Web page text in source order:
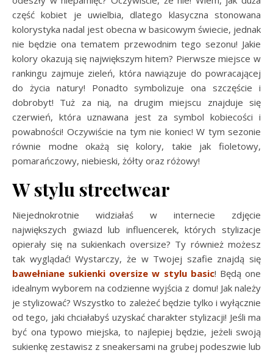
część kobiet je uwielbia, dlatego klasyczna stonowana
kolorystyka nadal jest obecna w basicowym świecie, jednak
nie będzie ona tematem przewodnim tego sezonu! Jakie
kolory okazują się największym hitem? Pierwsze miejsce w
rankingu zajmuje zieleń, która nawiązuje do powracającej
do życia natury! Ponadto symbolizuje ona szczęście i
dobrobyt! Tuż za nią, na drugim miejscu znajduje się
czerwień, która uznawana jest za symbol kobiecości i
powabności! Oczywiście na tym nie koniec! W tym sezonie
równie modne okażą się kolory, takie jak fioletowy,
pomarańczowy, niebieski, żółty oraz różowy!
W stylu streetwear
Niejednokrotnie widziałaś w internecie zdjęcie
największych gwiazd lub influencerek, których stylizacje
opierały się na sukienkach oversize? Ty również możesz
tak wyglądać! Wystarczy, że w Twojej szafie znajdą się
bawełniane sukienki oversize w stylu basic! Będą one
idealnym wyborem na codzienne wyjścia z domu! Jak należy
je stylizować? Wszystko to zależeć będzie tylko i wyłącznie
od tego, jaki chciałabyś uzyskać charakter stylizacji! Jeśli ma
być ona typowo miejska, to najlepiej będzie, jeżeli swoją
sukienkę zestawisz z sneakersami na grubej podeszwie lub